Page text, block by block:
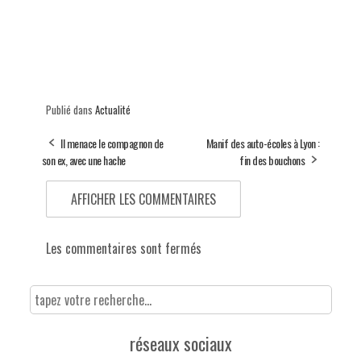
Publié dans Actualité
Il menace le compagnon de
son ex, avec une hache
Manif des auto-écoles à Lyon :
fin des bouchons
AFFICHER LES COMMENTAIRES
Les commentaires sont fermés
réseaux sociaux